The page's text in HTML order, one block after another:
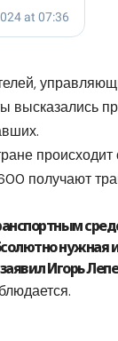
высказались
получают
нужная и
Игорь